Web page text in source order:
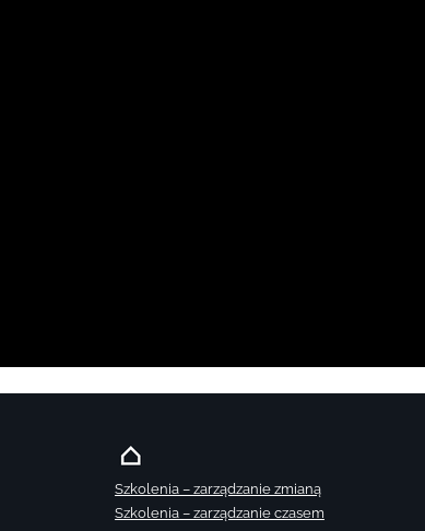
Szkolenia – zarządzanie zmianą
Szkolenia – zarządzanie czasem